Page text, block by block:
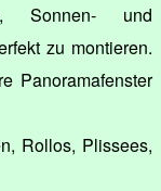
Sonnen- und
zu montieren.
Panoramafenster
Rollos, Plissees,